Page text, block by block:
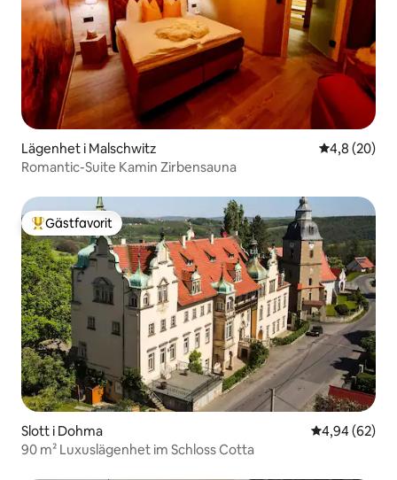
Lägenhet i Malschwitz 4,8 av 5 i
4,8 (20)
Romantic-Suite Kamin Zirbensauna
Populär gästfavorit
Gästfavorit
Slott i Dohma 4,94 av 5 i
4,94 (62)
90 m² Luxuslägenhet im Schloss Cotta